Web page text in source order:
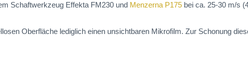
Schaftwerkzeug Effekta FM230 und Menzerna P175 bei ca. 25-30 m/s
Oberfläche lediglich einen unsichtbaren Mikrofilm. Zur Schonung